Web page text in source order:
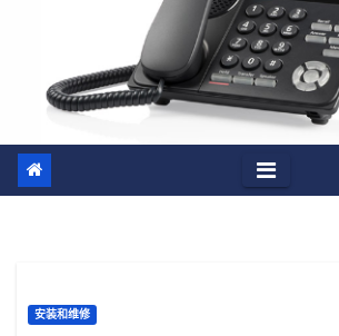
安装和维修